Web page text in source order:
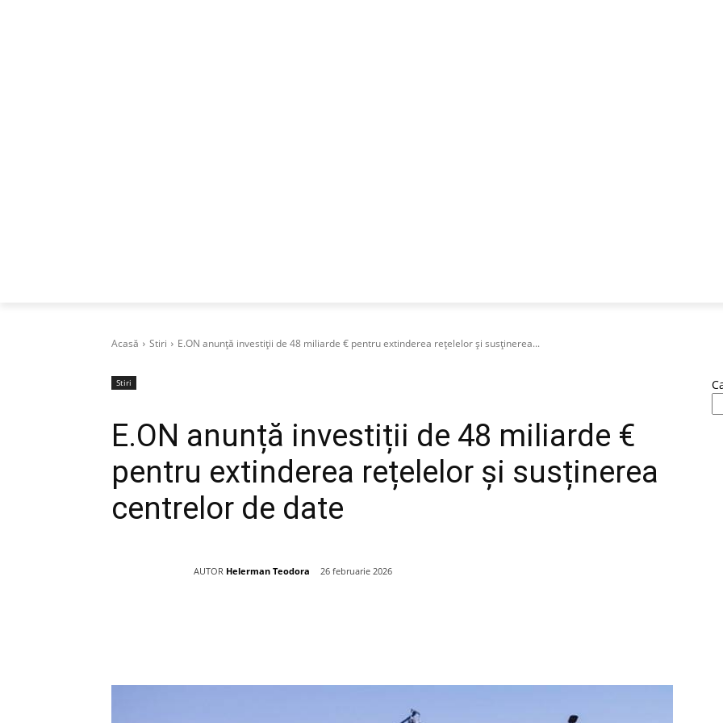
Acasă Stiri E.ON anunță investiții de 48 miliarde € pentru extinderea rețelelor și susținerea...
Stiri
E.ON anunță investiții de 48 miliarde €
pentru extinderea rețelelor și susținerea
centrelor de date
AUTOR Helerman Teodora 26 februarie 2026